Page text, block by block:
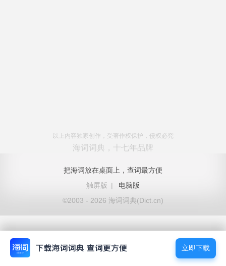
以上内容独家创作，受著作权保护，侵权必究
海词词典，十七年品牌
把海词放在桌面上，查词最方便
触屏版
|
电脑版
©2003 - 2026 海词词典(Dict.cn)
立即下载
立即下载